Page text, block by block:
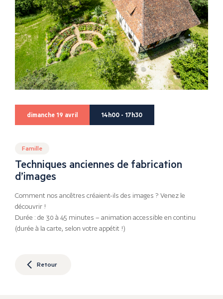
dimanche 19 avril 14h00 - 17h30
Famille
Techniques anciennes de fabrication
d’images
Comment nos ancêtres créaient-ils des images ? Venez le
découvrir !
Durée : de 30 à 45 minutes – animation accessible en continu
(durée à la carte, selon votre appétit !)
Retour